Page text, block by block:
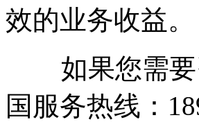
效的业务收益。
如果您需要
国服务热线：